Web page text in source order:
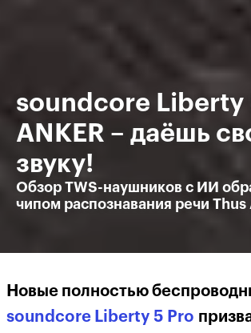
soundcore Liberty
ANKER – даёшь
звуку!
Обзор TWS-наушников с ИИ
чипом распознавания речи Thus
Новые полностью
soundcore Liberty 5 Pro